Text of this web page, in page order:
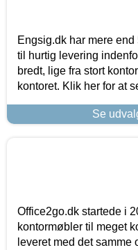
Engsig.dk har mere
til hurtig levering
bredt, lige fra stort
kontoret. Klik her for at
Se
Office2go.dk startede i
kontormøbler til meget
leveret med det samme